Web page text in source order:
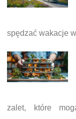
spędzać wakacje
zalet, które